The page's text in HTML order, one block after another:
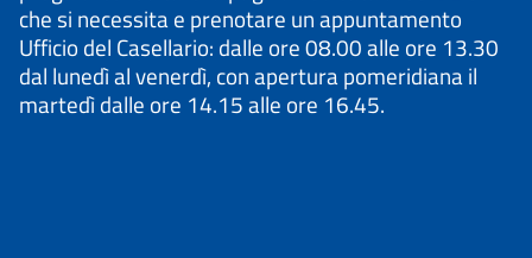
che si necessita e prenotare un appuntamento
Ufficio del Casellario: dalle ore 08.00 alle ore 13.30
dal lunedì al venerdì, con apertura pomeridiana il
martedì dalle ore 14.15 alle ore 16.45.